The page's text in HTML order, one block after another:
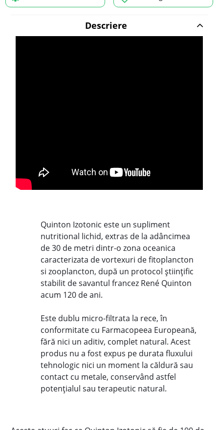
Descriere
Quinton Izotonic este un supliment
nutritional lichid, extras de la adâncimea
de 30 de metri dintr-o zona oceanica
caracterizata de vortexuri de fitoplancton
si zooplancton, după un protocol științific
stabilit de savantul francez René Quinton
acum 120 de ani.
Este dublu micro-filtrata la rece, în
conformitate cu Farmacopeea Europeană,
fără nici un aditiv, complet natural. Acest
produs nu a fost expus pe durata fluxului
tehnologic nici un moment la căldură sau
contact cu metale, conservând astfel
potențialul sau terapeutic natural.